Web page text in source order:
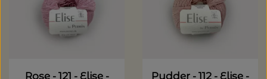
Rose - 121 - Elise -
Pudder - 112 - Elise -